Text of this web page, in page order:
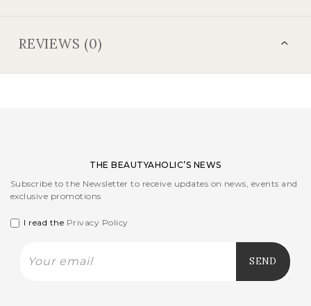
REVIEWS (0)
THE BEAUTYAHOLIC’S NEWS
Subscribe to the Newsletter to receive updates on news, events and
exclusive promotions
I read the Privacy Policy